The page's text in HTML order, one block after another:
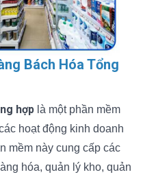
Bách Hóa Tổng
hợp là một phần mềm
hoạt động kinh doanh
mềm này cung cấp các
hóa, quản lý kho, quản